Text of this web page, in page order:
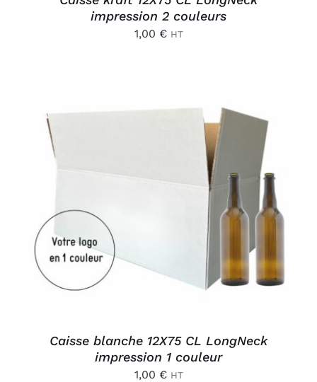
impression 2 couleurs
1,00 € HT
Caisse blanche 12X75 CL LongNeck
impression 1 couleur
1,00 € HT